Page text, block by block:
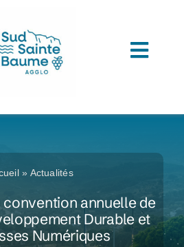
L’AGGLOMERATION
SON ADMINISTRATION
SUD SAINTE BAUME
» Actualités
convention annuelle de
Durable et
Numériques